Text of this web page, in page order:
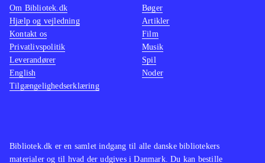
Bogen er den første af Dorthe
Skappel på dansk, men der er flere
med samme syn på de store pinde,
som Skappel, nemlig
Pind 10
på den fede måde
og Strik - på den
fede mådeBogen er den første af
og.
Bibliotek.dk er en samlet indgang til alle danske bibliotekers
materialer og til hvad der udgives i Danmark. Du kan bestille
Om Bibliotek.dk
Hjælp og vejledning
Kontakt os
Privatlivspolitik
Leverandører
English
Tilgængelighedserklæring
Bøger
Artikler
Film
Musik
Spil
Noder